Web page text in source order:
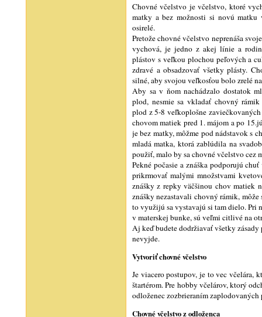
Chovné včelstvo je včelstvo, ktoré
matky a bez možnosti si novú
osirelé.
Pretože chovné včelstvo neprenáša
vychová, je jedno z akej línie a
plástov s veľkou plochou peľových a
zdravé a obsadzovať všetky plásty.
silné, aby svojou veľkosťou bolo zrelé
Aby sa v ňom nachádzalo dostatok
plod, nesmie sa vkladať chovný
plod z 5-8 veľkoplošne
chovom matiek pred 1. májom a po
je bez matky, môžme pod nádstavok s
mladá matka, ktorá zablúdila na
použiť, malo by sa chovné včelstvo cez
Pekné počasie a znáška podporujú
prikrmovať malými množstvami
znášky z repky väčšinou chov matiek
znášky nezastavali chovný rámik,
to využijú sa vystavajú si tam dielo. Pri
v materskej bunke, sú veľmi citlivé na
Aj keď budete dodržiavať všetky
nevyjde.
Vytvoriť chovné včelstvo
Je viacero postupov, je to vec včelára,
štartérom. Pre hobby včelárov, ktorý
odloženec zozbrieraním
Chovné včelstvo z odloženca